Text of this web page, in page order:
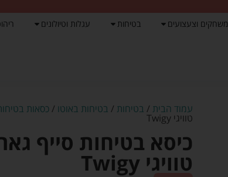
משחקים וצעצועים בטיחות עגלות וטיולונים
עמוד הבית / בטיחות / בטיחות באוטו /כסאות
טוויגי Twigy
כיסא בטיחות סייף
טוויגי Twigy